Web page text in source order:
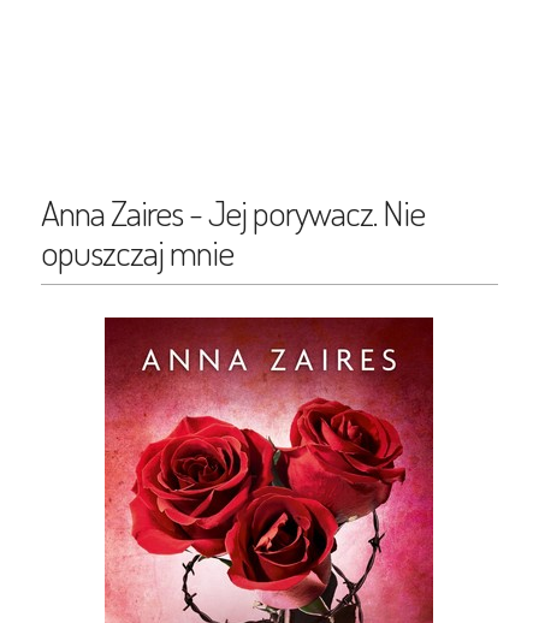
Anna Zaires - Jej porywacz. Nie
opuszczaj mnie